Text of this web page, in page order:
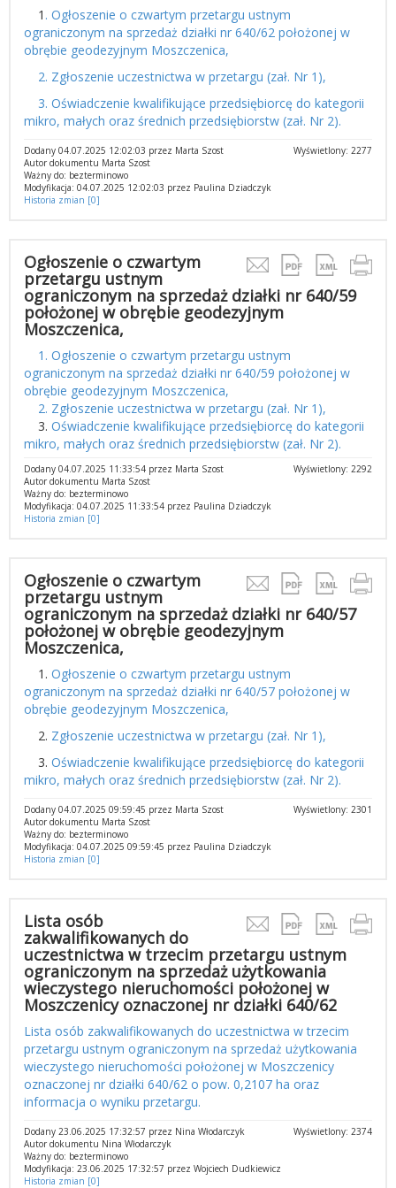
1 . Ogłoszenie o czwartym przetargu ustnym
ograniczonym na sprzedaż działki nr 640/62 położonej w
obrębie geodezyjnym Moszczenica,
2. Zgłoszenie uczestnictwa w przetargu (zał. Nr 1),
3. Oświadczenie kwalifikujące przedsiębiorcę do kategorii
mikro, małych oraz średnich przedsiębiorstw (zał. Nr 2).
Wyświetlony: 2277
Dodany 04.07.2025 12:02:03 przez Marta Szost
Autor dokumentu Marta Szost
Ważny do: bezterminowo
Modyfikacja: 04.07.2025 12:02:03 przez Paulina Dziadczyk
Historia zmian [0]
Ogłoszenie o czwartym
przetargu ustnym
ograniczonym na sprzedaż działki nr 640/59
położonej w obrębie geodezyjnym
Moszczenica,
1. Ogłoszenie o czwartym przetargu ustnym
ograniczonym na sprzedaż działki nr 640/59 położonej w
obrębie geodezyjnym Moszczenica,
2. Zgłoszenie uczestnictwa w przetargu (zał. Nr 1),
3. Oświadczenie kwalifikujące przedsiębiorcę do kategorii
mikro, małych oraz średnich przedsiębiorstw (zał. Nr 2).
Wyświetlony: 2292
Dodany 04.07.2025 11:33:54 przez Marta Szost
Autor dokumentu Marta Szost
Ważny do: bezterminowo
Modyfikacja: 04.07.2025 11:33:54 przez Paulina Dziadczyk
Historia zmian [0]
Ogłoszenie o czwartym
przetargu ustnym
ograniczonym na sprzedaż działki nr 640/57
położonej w obrębie geodezyjnym
Moszczenica,
1. Ogłoszenie o czwartym przetargu ustnym
ograniczonym na sprzedaż działki nr 640/57 położonej w
obrębie geodezyjnym Moszczenica,
2. Zgłoszenie uczestnictwa w przetargu (zał. Nr 1),
3. Oświadczenie kwalifikujące przedsiębiorcę do kategorii
mikro, małych oraz średnich przedsiębiorstw (zał. Nr 2).
Wyświetlony: 2301
Dodany 04.07.2025 09:59:45 przez Marta Szost
Autor dokumentu Marta Szost
Ważny do: bezterminowo
Modyfikacja: 04.07.2025 09:59:45 przez Paulina Dziadczyk
Historia zmian [0]
Lista osób
zakwalifikowanych do
uczestnictwa w trzecim przetargu ustnym
ograniczonym na sprzedaż użytkowania
wieczystego nieruchomości położonej w
Moszczenicy oznaczonej nr działki 640/62
Lista osób zakwalifikowanych do uczestnictwa w trzecim
przetargu ustnym ograniczonym na sprzedaż użytkowania
wieczystego nieruchomości położonej w Moszczenicy
oznaczonej nr działki 640/62 o pow. 0,2107 ha oraz
informacja o wyniku przetargu.
Wyświetlony: 2374
Dodany 23.06.2025 17:32:57 przez Nina Włodarczyk
Autor dokumentu Nina Włodarczyk
Ważny do: bezterminowo
Modyfikacja: 23.06.2025 17:32:57 przez Wojciech Dudkiewicz
Historia zmian [0]